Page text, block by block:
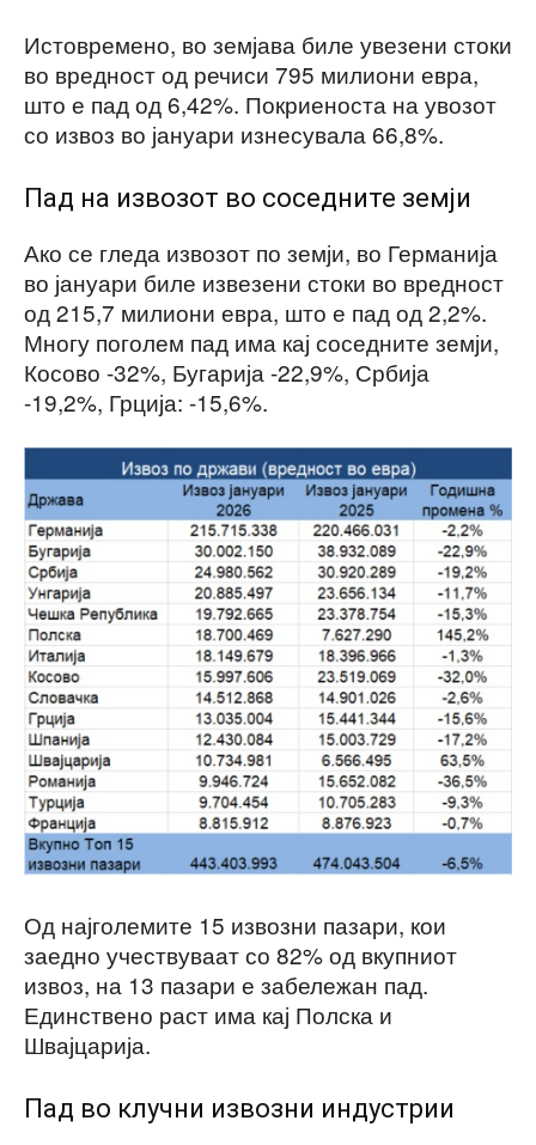
Истовремено, во земјава биле увезени стоки
во вредност од речиси 795 милиони евра,
што е пад од 6,42%. Покриеноста на увозот
со извоз во јануари изнесувала 66,8%.
Пад на извозот во соседните земји
Ако се гледа извозот по земји, во Германија
во јануари биле извезени стоки во вредност
од 215,7 милиони евра, што е пад од 2,2%.
Многу поголем пад има кај соседните земји,
Косово -32%, Бугарија -22,9%, Србија
-19,2%, Грција: -15,6%.
Од најголемите 15 извозни пазари, кои
заедно учествуваат со 82% од вкупниот
извоз, на 13 пазари е забележан пад.
Единствено раст има кај Полска и
Швајцарија.
Пад во клучни извозни индустрии